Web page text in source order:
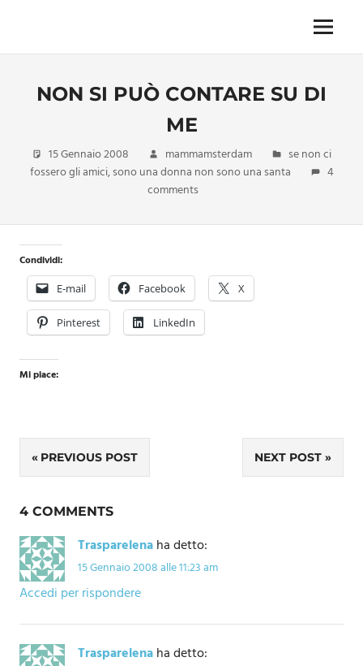
content
imprescindibile,
inevitabile
oggi
anche
nuova
confezione
migliorata
Menu
NON SI PUÒ CONTARE SU DI
ME
15 Gennaio 2008 mammamsterdam
se non ci
fossero gli amici,sono una donna non sono una santa
4
comments
Condividi:
E-mail Facebook X
Pinterest LinkedIn
Mi piace:
Navigazione
articoli
PREVIOUS POST NEXT POST
4 COMMENTS
Trasparelenaha detto:
15 Gennaio 2008 alle 11:23 am
Accedi per rispondere
Trasparelenaha detto: